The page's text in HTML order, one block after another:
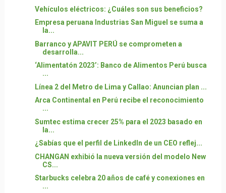
Vehículos eléctricos: ¿Cuáles son sus beneficios?
Empresa peruana Industrias San Miguel se suma a
la...
Barranco y APAVIT PERÚ se comprometen a
desarrolla...
‘Alimentatón 2023’: Banco de Alimentos Perú busca
...
Línea 2 del Metro de Lima y Callao: Anuncian plan ...
Arca Continental en Perú recibe el reconocimiento
...
Sumtec estima crecer 25% para el 2023 basado en
la...
¿Sabías que el perfil de LinkedIn de un CEO reflej...
CHANGAN exhibió la nueva versión del modelo New
CS...
Starbucks celebra 20 años de café y conexiones en
...